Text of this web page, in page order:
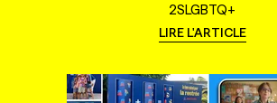
2SLGBTQ+
LIRE L'ARTICLE